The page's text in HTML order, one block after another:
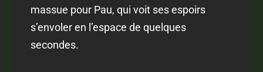
massue pour Pau, qui voit ses espoirs
s’envoler en l’espace de quelques
secondes.